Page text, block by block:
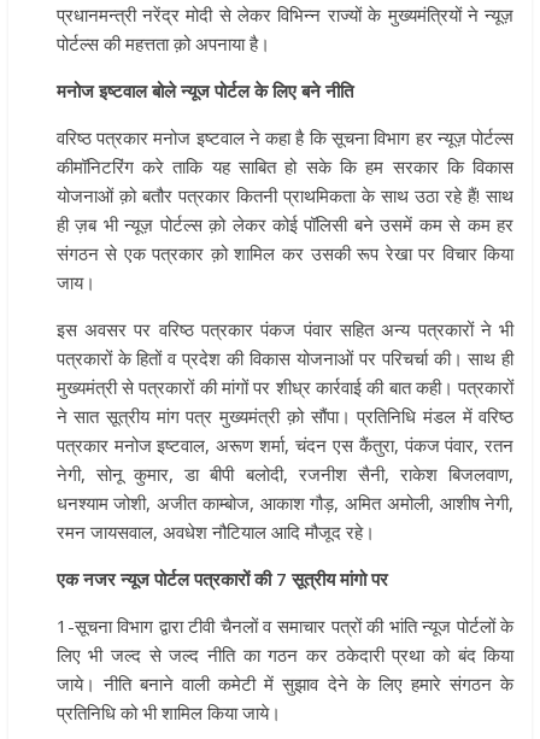
प्रधानमन्त्री नरेंद्र मोदी से लेकर विभिन्न राज्यों के मुख्यमंत्रियों ने न्यूज़
पोर्टल्स की महत्तता क़ो अपनाया है।
मनोज इष्टवाल बोले न्यूज पोर्टल के लिए बने नीति
वरिष्ठ पत्रकार मनोज इष्टवाल ने कहा है कि सूचना विभाग हर न्यूज़ पोर्टल्स
कीमॉनिटरिंग करे ताकि यह साबित हो सके कि हम सरकार कि विकास
योजनाओं क़ो बतौर पत्रकार कितनी प्राथमिकता के साथ उठा रहे हैं! साथ
ही ज़ब भी न्यूज़ पोर्टल्स क़ो लेकर कोई पॉलिसी बने उसमें कम से कम हर
संगठन से एक पत्रकार क़ो शामिल कर उसकी रूप रेखा पर विचार किया
जाय।
इस अवसर पर वरिष्ठ पत्रकार पंकज पंवार सहित अन्य पत्रकारों ने भी
पत्रकारों के हितों व प्रदेश की विकास योजनाओं पर परिचर्चा की। साथ ही
मुख्यमंत्री से पत्रकारों की मांगों पर शीध्र कार्रवाई की बात कही। पत्रकारों
ने सात सूत्रीय मांग पत्र मुख्यमंत्री क़ो सौंपा। प्रतिनिधि मंडल में वरिष्ठ
पत्रकार मनोज इष्टवाल, अरूण शर्मा, चंदन एस कैंतुरा, पंकज पंवार, रतन
नेगी, सोनू कुमार, डा बीपी बलोदी, रजनीश सैनी, राकेश बिजलवाण,
धनश्याम जोशी, अजीत काम्बोज, आकाश गौड़, अमित अमोली, आशीष नेगी,
रमन जायसवाल, अवधेश नौटियाल आदि मौजूद रहे।
एक नजर न्यूज पोर्टल पत्रकारों की 7 सूत्रीय मांगो पर
1-सूचना विभाग द्वारा टीवी चैनलों व समाचार पत्रों की भांति न्यूज पोर्टलों के
लिए भी जल्द से जल्द नीति का गठन कर ठकेदारी प्रथा को बंद किया
जाये। नीति बनाने वाली कमेटी में सुझाव देने के लिए हमारे संगठन के
प्रतिनिधि को भी शामिल किया जाये।